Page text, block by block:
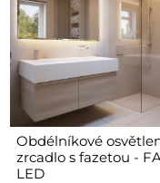
Obdélníkové
zrcadlo s fazetou -
LED